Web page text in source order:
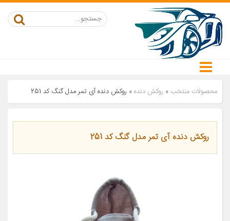
محصولات منتخب » روکش دنده» روکش دنده آی تمر مدل گنگ کد 251
روکش دنده آی تمر مدل گنگ کد 251